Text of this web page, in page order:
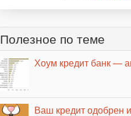
Полезное по теме
Хоум кредит банк —
Ваш кредит одобрен